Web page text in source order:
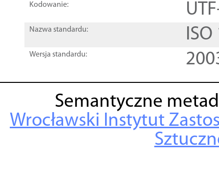
Kodowanie:
Nazwa standardu:
Wersja standardu:
Semantyczne
Wrocławski Instytut